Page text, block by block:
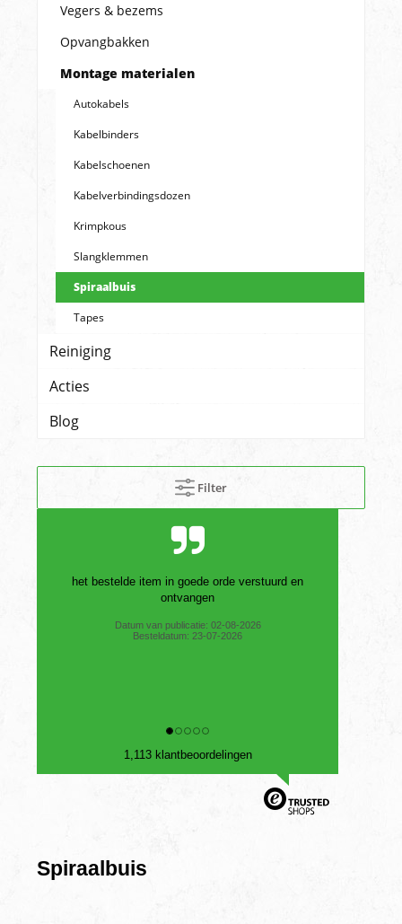
Vegers & bezems
Opvangbakken
Montage materialen
Autokabels
Kabelbinders
Kabelschoenen
Kabelverbindingsdozen
Krimpkous
Slangklemmen
Spiraalbuis
Tapes
Reiniging
Acties
Blog
Filter
het bestelde item in goede orde verstuurd en
ontvangen
Datum van publicatie: 02-08-2026
Besteldatum: 23-07-2026
1,113 klantbeoordelingen
Spiraalbuis